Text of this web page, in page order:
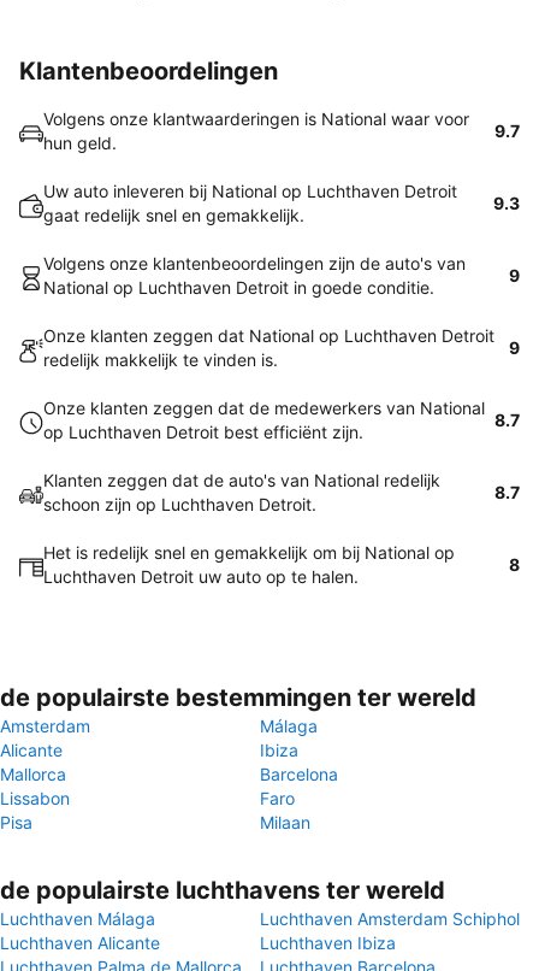
Klantenbeoordelingen
Volgens onze klantwaarderingen is National waar voor
hun geld.
9.7
Uw auto inleveren bij National op Luchthaven Detroit
gaat redelijk snel en gemakkelijk.
9.3
Volgens onze klantenbeoordelingen zijn de auto's van
National op Luchthaven Detroit in goede conditie.
9
Onze klanten zeggen dat National op Luchthaven Detroit
redelijk makkelijk te vinden is.
9
Onze klanten zeggen dat de medewerkers van National
op Luchthaven Detroit best efficiënt zijn.
8.7
Klanten zeggen dat de auto's van National redelijk
schoon zijn op Luchthaven Detroit.
8.7
Het is redelijk snel en gemakkelijk om bij National op
Luchthaven Detroit uw auto op te halen.
8
de populairste bestemmingen ter wereld
Amsterdam
Málaga
Alicante
Ibiza
Mallorca
Barcelona
Lissabon
Faro
Pisa
Milaan
de populairste luchthavens ter wereld
Luchthaven Málaga
Luchthaven Amsterdam Schiphol
Luchthaven Alicante
Luchthaven Ibiza
Luchthaven Palma de Mallorca
Luchthaven Barcelona